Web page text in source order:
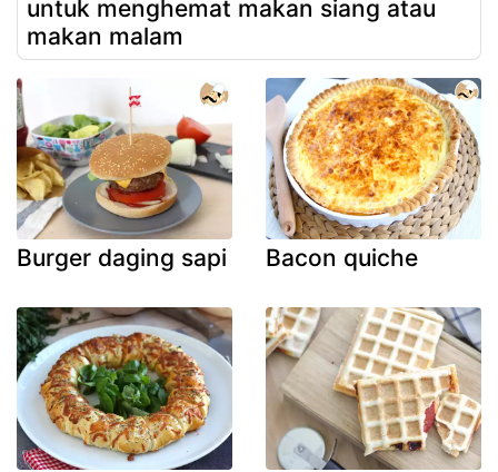
untuk menghemat makan siang atau
makan malam
Burger daging sapi Bacon quiche